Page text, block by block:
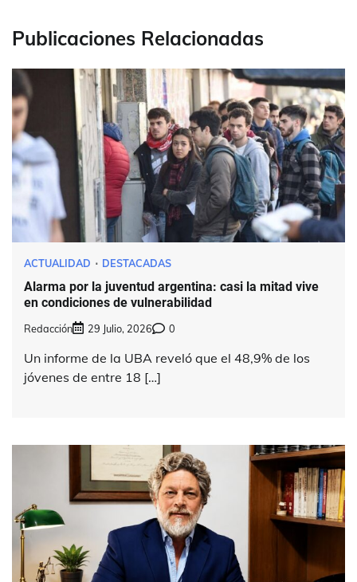
Publicaciones Relacionadas
ACTUALIDAD DESTACADAS
Alarma por la juventud argentina: casi la mitad vive
en condiciones de vulnerabilidad
Redacción 29 Julio, 2026 0
Un informe de la UBA reveló que el 48,9% de los
jóvenes de entre 18 […]